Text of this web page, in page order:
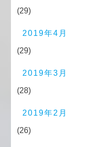
(29)
2019年4月
(29)
2019年3月
(28)
2019年2月
(26)